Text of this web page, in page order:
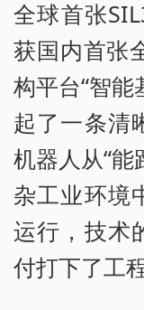
全球首张
获国内首张
构平台“智
起了一条清
机器人从“能
杂工业环境
运行，技术
付打下了工